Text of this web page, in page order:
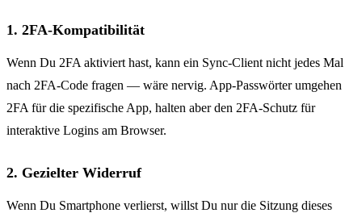
1. 2FA-Kompatibilität
Wenn Du 2FA aktiviert hast, kann ein Sync-Client nicht jedes Mal
nach 2FA-Code fragen — wäre nervig. App-Passwörter umgehen
2FA für die spezifische App, halten aber den 2FA-Schutz für
interaktive Logins am Browser.
2. Gezielter Widerruf
Wenn Du Smartphone verlierst, willst Du nur die Sitzung dieses